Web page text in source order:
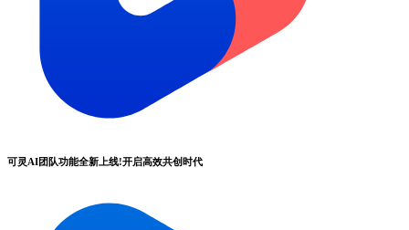
可灵AI团队功能全新上线!开启高效共创时代